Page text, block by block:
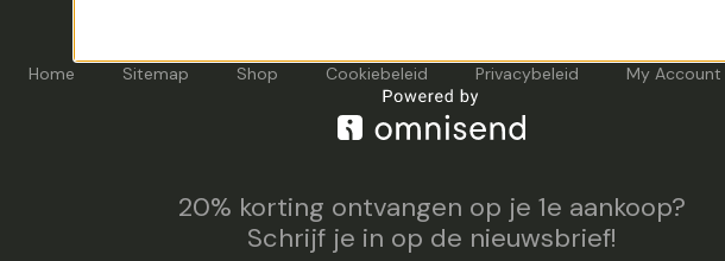
Home Sitemap Shop Cookiebeleid Privacybeleid My Account
20% korting ontvangen op je 1e aankoop?
Schrijf je in op de nieuwsbrief!